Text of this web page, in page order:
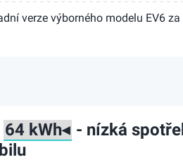
verze výborného modelu EV6
- nízká